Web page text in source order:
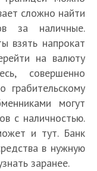
сложно найти
за наличные.
взять напрокат
на валюту
совершенно
грабительскому
могут
с наличностью.
и тут. Банк
в нужную
заранее.